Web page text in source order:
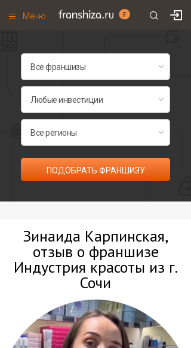
Меню
Франшизы по категориям
ПОДОБРАТЬ ФРАНШИЗУ
Зинаида Карпинская,
отзыв о франшизе
Индустрия красоты из г.
Сочи